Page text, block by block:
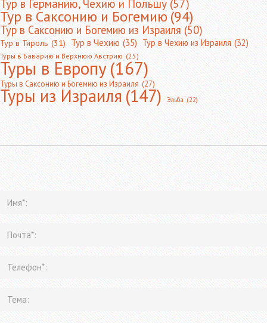
Тур в Германию, Чехию и Польшу (57)
Тур в Саксонию и Богемию(94)
Тур в Саксонию и Богемию из Израиля (50)
Тур в Тироль (31) Тур в Чехию (35) Тур в Чехию из Израиля (32)
Туры в Баварию и Верхнюю Австрию (25)
Туры в Европу(167)
Туры в Саксонию и Богемию из Израиля (27)
Туры из Израиля(147) Эльба (22)